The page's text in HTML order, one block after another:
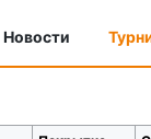
Новости